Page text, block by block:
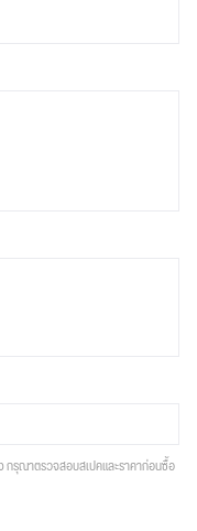
กรุณาตรวจสอบสเปคและราคาก่อนซื้อ